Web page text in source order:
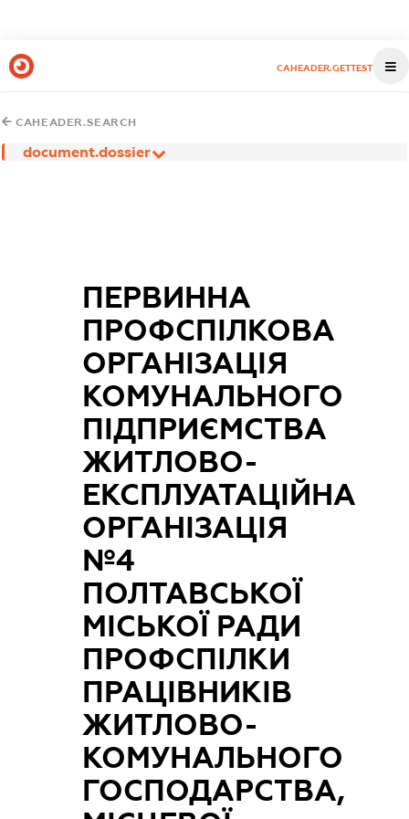
CAHEADER.GETTEST
CAHEADER.SEARCH
document.dossier
ПЕРВИННА
ПРОФСПІЛКОВА
ОРГАНІЗАЦІЯ
КОМУНАЛЬНОГО
ПІДПРИЄМСТВА
ЖИТЛОВО-
ЕКСПЛУАТАЦІЙНА
ОРГАНІЗАЦІЯ
№4
ПОЛТАВСЬКОЇ
МІСЬКОЇ РАДИ
ПРОФСПІЛКИ
ПРАЦІВНИКІВ
ЖИТЛОВО-
КОМУНАЛЬНОГО
ГОСПОДАРСТВА,